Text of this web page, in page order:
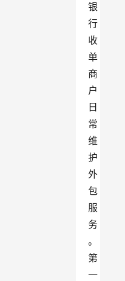
银
行
收
单
商
户
日
常
维
护
外
包
服
务
。
第
一